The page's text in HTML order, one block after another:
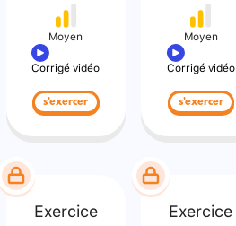
Moyen
Corrigé vidéo
s'exercer
Moyen
Corrigé vidéo
s'exercer
Exercice Exercice